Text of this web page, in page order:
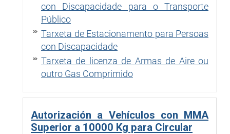
con Discapacidade para o Transporte
Público
Tarxeta de Estacionamento para Persoas
con Discapacidade
Tarxeta de licenza de Armas de Aire ou
outro Gas Comprimido
Autorización a Vehículos con MMA
Superior a 10000 Kg para Circular